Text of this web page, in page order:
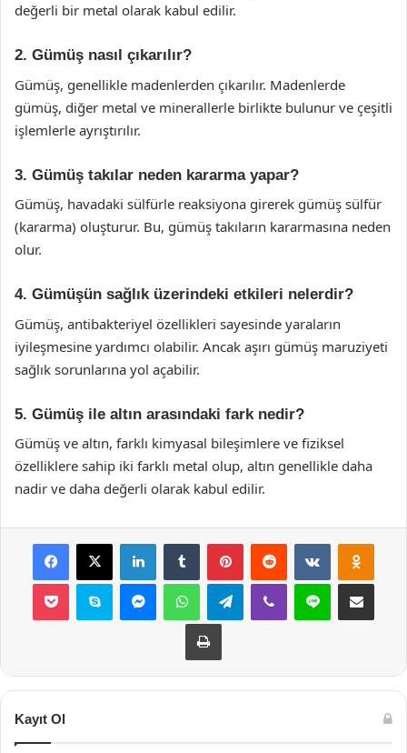
değerli bir metal olarak kabul edilir.
2. Gümüş nasıl çıkarılır?
Gümüş, genellikle madenlerden çıkarılır. Madenlerde
gümüş, diğer metal ve minerallerle birlikte bulunur ve çeşitli
işlemlerle ayrıştırılır.
3. Gümüş takılar neden kararma yapar?
Gümüş, havadaki sülfürle reaksiyona girerek gümüş sülfür
(kararma) oluşturur. Bu, gümüş takıların kararmasına neden
olur.
4. Gümüşün sağlık üzerindeki etkileri nelerdir?
Gümüş, antibakteriyel özellikleri sayesinde yaraların
iyileşmesine yardımcı olabilir. Ancak aşırı gümüş maruziyeti
sağlık sorunlarına yol açabilir.
5. Gümüş ile altın arasındaki fark nedir?
Gümüş ve altın, farklı kimyasal bileşimlere ve fiziksel
özelliklere sahip iki farklı metal olup, altın genellikle daha
nadir ve daha değerli olarak kabul edilir.
Facebook
X LinkedInTumblr PinterestReddit VKontakte
Pocket Skype MessengerWhatsAppTelegramViber Line E-Posta ile
Yazdır
Kayıt Ol